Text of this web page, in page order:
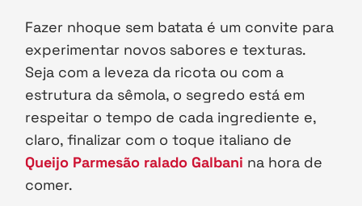
Fazer nhoque sem batata é um convite para
experimentar novos sabores e texturas.
Seja com a leveza da ricota ou com a
estrutura da sêmola, o segredo está em
respeitar o tempo de cada ingrediente e,
claro, finalizar com o toque italiano de
Queijo Parmesão ralado Galbani na hora de
comer.